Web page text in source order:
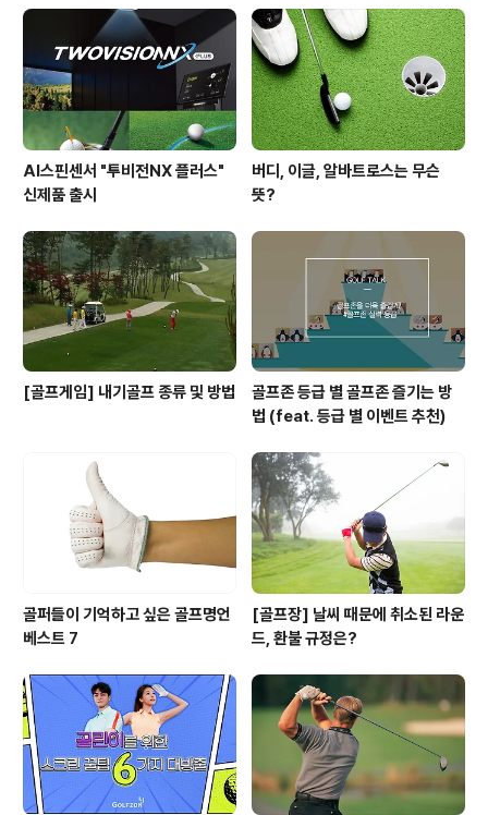
무게중심이동은 팔, 상체, 머리, 하체 등을 움직이게 만드는
데, 여기서 고정되어 있어야 할 것이 머리와 하체입니다. 하
지만 중심을 잃게 될것이 우려되어 머리와 하체도 움직이
게 되고 스웨이로 연결..
AI스핀센서 "투비전NX 플러스"
신제품 출시
버디, 이글, 알바트로스는 무슨
뜻?
[골프게임] 내기골프 종류 및 방법
골프존 등급 별 골프존 즐기는 방
법 (feat. 등급 별 이벤트 추천)
골퍼들이 기억하고 싶은 골프명언
베스트 7
[골프장] 날씨 때문에 취소된 라운
드, 환불 규정은?